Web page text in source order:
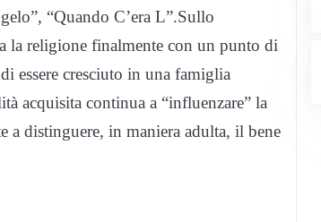
“Quando C’era L”.Sullo
la religione finalmente con un punto di
essere cresciuto in una famiglia
acquisita continua a “influenzare” la
a distinguere, in maniera adulta, il bene